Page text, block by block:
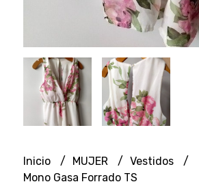
Inicio MUJER
Vestidos
Mono Gasa Forrado TS